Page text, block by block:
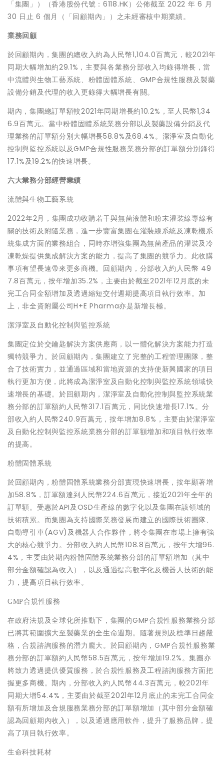
「集團」）（香港股份代號：6118.HK）公佈截至 2022 年 6 月
30 日止 6 個月（ 「回顧期內」）之未經審核中期業績。
業務回顧
於回顧期內，集團的總收入約為人民幣1,104.0百萬元，較2021年
同期大幅增加約29.1%，主要與各業務分部收入均錄得增長，當
中流體與生物工藝系統、粉體固體系統、GMP合規性服務及製藥
設備分銷及代理的收入更錄得大幅增長有關。
期內，集團總訂單額較2021年同期增長約10.2%，至人民幣1,34
6.9百萬元。當中粉體固體系統業務分部以及製藥設備分銷及代
理業務的訂單額分別大幅增長58.8%及68.4%。潔淨室及自動化
控制與監控系統以及GMP合規性服務業務分部的訂單額分別錄得
17.1%及19.2%的快速增長。
六大業務分部經營業績
流體與生物工藝系統
2022年2月，集團成功收購若干與無菌液體和粉末灌裝線專線有
關的技術及附隨業務，進一步豐富集團在灌裝線系統及凍乾機系
統集成方面的業務組合，同時亦增強集團為無菌產品的灌裝及冷
凍乾燥提供集成解決方案的能力，提高了集團的競爭力。此收購
事項有望長遠帶來更多商機。回顧期內，分部收入約人民幣 49
7.8百萬元，按年增加35.2%，主要由於截至2021年12月底的未
完工合同金額增加及透過縮短交付週期提高項目執行效率。加
上，非全資附屬公司H+E Pharma亦是新增長極。
潔淨室及自動化控制與監控系統
集團定位於交鑰匙解決方案供應商，以一體化解決方案能力打造
獨特競爭力。於回顧期內，集團建立了完整的工程管理團隊，整
合了技術實力，並通過區域和當地資源的支持使新興國家的項目
執行更加方便，此將成為潔淨室及自動化控制與監控系統領域快
速增長的基礎。於回顧期內，潔淨室及自動化控制與監控系統業
務分部的訂單額約人民幣317.1百萬元，同比快速增長17.1%。分
部收入約人民幣240.9百萬元，按年增加8.8%，主要由於潔淨室
及自動化控制與監控系統業務分部的訂單額增加和項目執行效率
的提高。
粉體固體系統
於回顧期內，粉體固體系統業務分部實現快速增長，按年顯著增
加58.8%，訂單額達到人民幣224.6百萬元，接近2021年全年的
訂單額。受惠於API及OSD生產線的數字化以及集團在該領域的
技術積累。而集團為支持國際業務發展而建立的國際技術團隊、
自動導引車(AGV)及機器人合作夥伴，將令集團在市場上擁有強
大的核心競爭力。分部收入約人民幣108.8百萬元，按年大增96.
4%，主要由於期內粉體固體系統業務分部的訂單額增加（其中
部分金額確認為收入），以及通過提高數字化及機器人技術的能
力，提高項目執行效率。
GMP合規性服務
在政府法規及全球化所推動下，集團的GMP合規性服務業務分部
已將其範圍擴大至製藥業的全生命週期。隨著規則及標準日趨嚴
格，合規諮詢服務的潛力龐大。於回顧期內，GMP合規性服務業
務分部的訂單額約人民幣58.5百萬元，按年增加19.2%。集團亦
將致力透過提供優質服務，於合規性服務及工程諮詢服務方面把
握更多商機。期內，分部收入約人民幣44.3百萬元，較2021年
同期大增54.4%，主要由於截至2021年12月底止的未完工合同金
額有所增加及合規服務業務分部的訂單額增加（其中部分金額確
認為回顧期內收入），以及通過應用軟件，提升了服務品牌，提
高了項目執行效率。
生命科技耗材